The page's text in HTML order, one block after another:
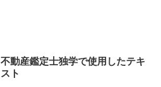
不動産鑑定士独学で使用したテキ
スト